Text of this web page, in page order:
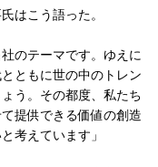
はこう語った。
のテーマです。ゆえに
ともに世の中のトレン
う。その都度、私たち
提供できる価値の創造
考えています」